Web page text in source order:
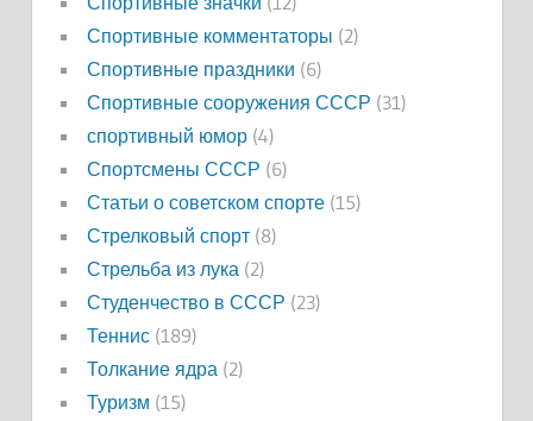
Спортивные комментаторы (2)
Спортивные праздники (6)
Спортивные сооружения СССР (31)
спортивный юмор(4)
Спортсмены СССР (6)
Статьи о советском спорте(15)
Стрелковый спорт(8)
Стрельба из лука (2)
Студенчество в СССР (23)
Теннис(189)
Толкание ядра (2)
Туризм (15)